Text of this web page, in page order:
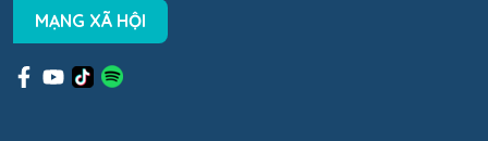
MẠNG XÃ HỘI